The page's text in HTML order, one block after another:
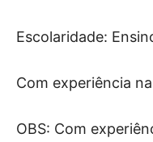
Escolaridade:
Com experiência
OBS: Com